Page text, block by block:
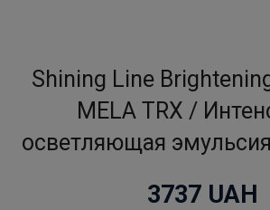
Shining Line
MELA TRX /
осветляющая
3737 UAH